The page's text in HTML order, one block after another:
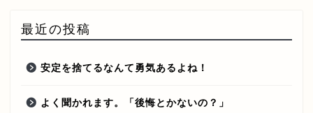
最近の投稿
安定を捨てるなんて勇気あるよね！
よく聞かれます。「後悔とかないの？」